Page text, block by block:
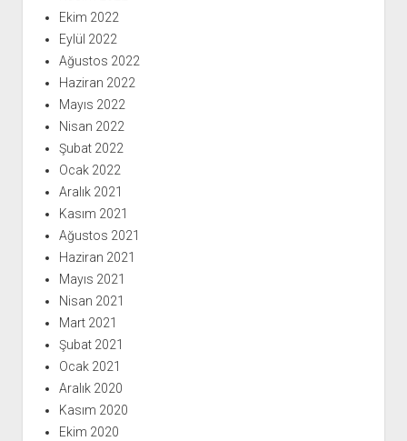
Ekim 2022
Eylül 2022
Ağustos 2022
Haziran 2022
Mayıs 2022
Nisan 2022
Şubat 2022
Ocak 2022
Aralık 2021
Kasım 2021
Ağustos 2021
Haziran 2021
Mayıs 2021
Nisan 2021
Mart 2021
Şubat 2021
Ocak 2021
Aralık 2020
Kasım 2020
Ekim 2020